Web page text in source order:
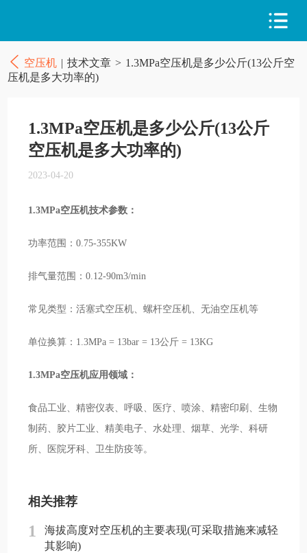
空压机 | 技术文章 > 1.3MPa空压机是多少公斤(13公斤空
压机是多大功率的)
1.3MPa空压机是多少公斤(13公斤
空压机是多大功率的)
2023-04-20
1.3MPa空压机技术参数：
功率范围：0.75-355KW
排气量范围：0.12-90m3/min
常见类型：活塞式空压机、螺杆空压机、无油空压机等
单位换算：1.3MPa = 13bar = 13公斤 = 13KG
1.3MPa空压机应用领域：
食品工业、精密仪表、呼吸、医疗、喷涂、精密印刷、生物
制药、胶片工业、精美电子、水处理、烟草、光学、科研
所、医院牙科、卫生防疫等。
相关推荐
1
海拔高度对空压机的主要表现(可采取措施来减轻
其影响)